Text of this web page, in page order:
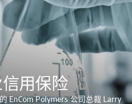
用保险
EnCom Polymers 公司总裁 Larry